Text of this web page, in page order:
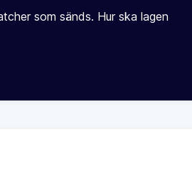
som sänds. Hur ska lagen